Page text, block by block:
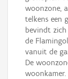
woonzone,
telkens een
bevindt
de
vanuit de
De